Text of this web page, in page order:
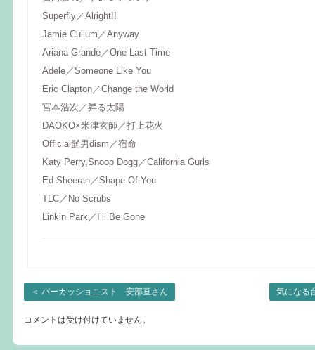
Superfly／Alright!!
Jamie Cullum／Anyway
Ariana Grande／One Last Time
Adele／Someone Like You
Eric Clapton／Change the World
宮本浩次／昇る太陽
DAOKO×米津玄師／打上花火
Official髭男dism／宿命
Katy Perry,Snoop Dogg／California Gurls
Ed Sheeran／Shape Of You
TLC／No Scrubs
Linkin Park／I’ll Be Gone
＜ パーカッショニスト 安部亘さん 気にな
コメントは受け付けていません。